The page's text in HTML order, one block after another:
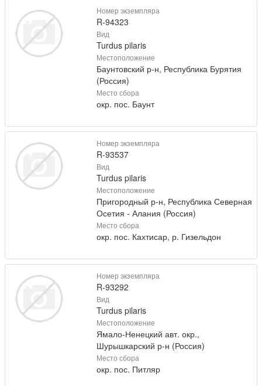
Номер экземпляра
R-94323
Вид
Turdus pilaris
Местоположение
Баунтовский р-н, Республика Бурятия
(Россия)
Место сбора
окр. пос. Баунт
Номер экземпляра
R-93537
Вид
Turdus pilaris
Местоположение
Пригородный р-н, Республика Северная
Осетия - Алания (Россия)
Место сбора
окр. пос. Кахтисар, р. Гизельдон
Номер экземпляра
R-93292
Вид
Turdus pilaris
Местоположение
Ямало-Ненецкий авт. окр.,
Шурышкарский р-н (Россия)
Место сбора
окр. пос. Питляр